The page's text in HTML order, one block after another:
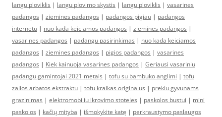
langu ploviklis | langu plovimo skystis | langu ploviklis | vasarines
padangos | ziemines padangos | padangos pigiau | padangos
internetu | nuo kada keiciamos padangos | ziemines padangos |
vasarines padangos | padangu pasirinkimas | nuo kada keiciamos
padangos | ziemines padangos | pigios padangos | vasarines
padangos | Kiek kainuoja vasarines padangos | Geriausi vasariniu
padangu gamintojai 2021 metais | tofu su bambuko anglimi | tofu
zalios arbatos ekstraktu | tofu kraikas originalus | prekiu gyvunams
grazinimas | elektromobiliu ikrovimo stoteles | paskolos bustui | mini
paskolos | kačių mityba | išmokykite katę | perkraustymo paslaugos